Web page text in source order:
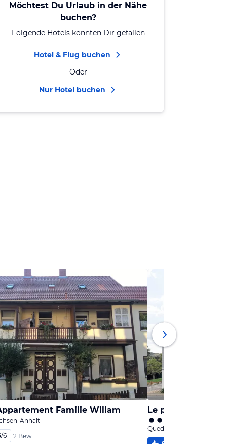
Möchtest Du Urlaub in der Nähe
buchen?
Folgende Hotels könnten Dir gefallen
Hotel & Flug buchen
Oder
Nur Hotel buchen
Familie Willam
Anhalt
/6 2 Bew.
Le petit Palais -
Quedlinburg, Sachsen-